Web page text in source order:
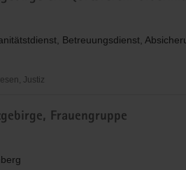
Betreuungsdienst,
Justiz
Frauengruppe